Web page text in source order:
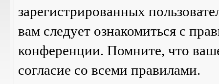
зарегистрированных
вам следует ознакомиться с
конференции. Помните, что
согласие со всеми правилами.